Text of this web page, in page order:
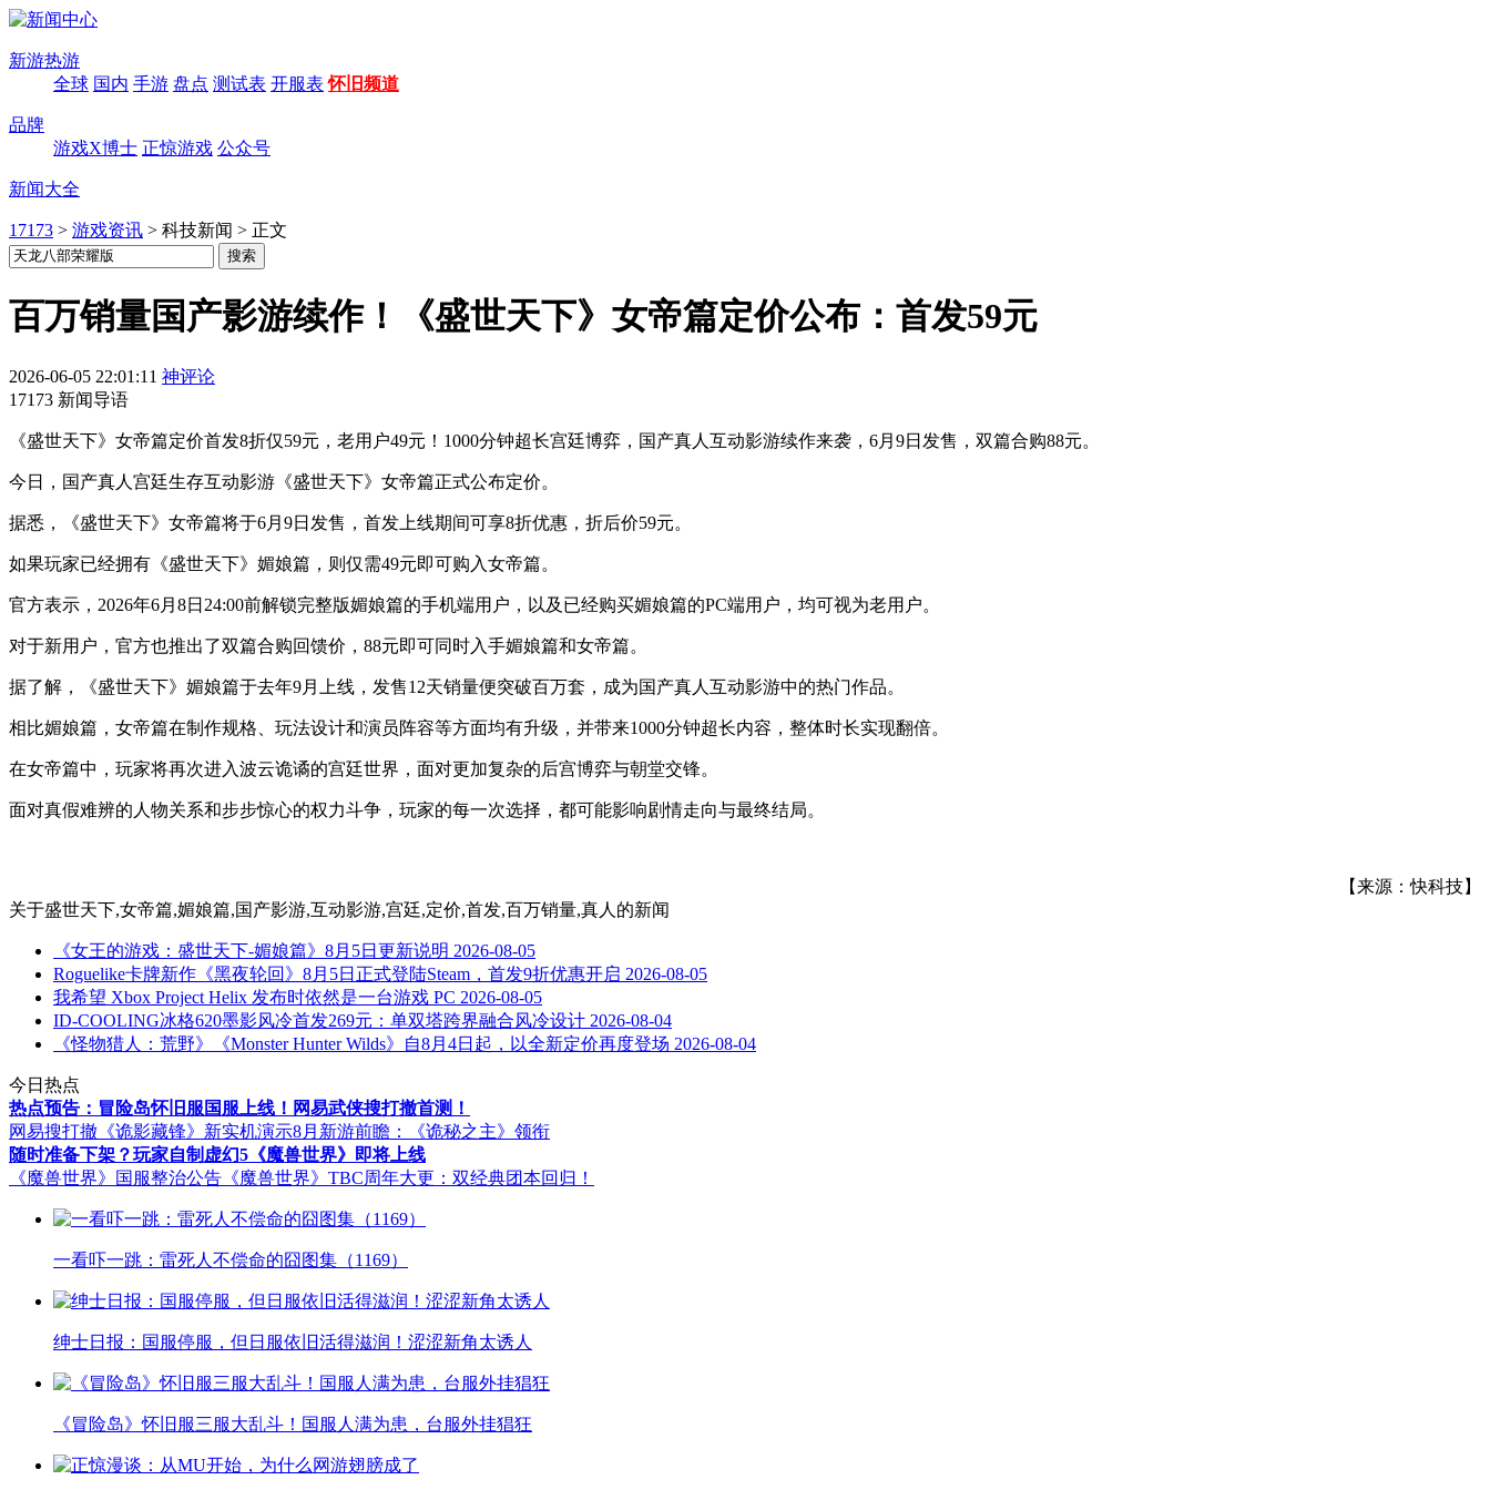
新游热游
全球 国内 手游 盘点 测试表 开服表 怀旧频道
品牌
游戏X博士 正惊游戏 公众号
新闻大全
17173 > 游戏资讯 > 科技新闻 > 正文
百万销量国产影游续作！《盛世天下》女帝篇定价公布：首发59元
2026-06-05 22:01:11 神评论
17173 新闻导语
《盛世天下》女帝篇定价首发8折仅59元，老用户49元！1000分钟超长宫廷博弈，国产真人互动影游续作来袭，6月9日发售，双篇合购88元。
今日，国产真人宫廷生存互动影游《盛世天下》女帝篇正式公布定价。
据悉，《盛世天下》女帝篇将于6月9日发售，首发上线期间可享8折优惠，折后价59元。
如果玩家已经拥有《盛世天下》媚娘篇，则仅需49元即可购入女帝篇。
官方表示，2026年6月8日24:00前解锁完整版媚娘篇的手机端用户，以及已经购买媚娘篇的PC端用户，均可视为老用户。
对于新用户，官方也推出了双篇合购回馈价，88元即可同时入手媚娘篇和女帝篇。
据了解，《盛世天下》媚娘篇于去年9月上线，发售12天销量便突破百万套，成为国产真人互动影游中的热门作品。
相比媚娘篇，女帝篇在制作规格、玩法设计和演员阵容等方面均有升级，并带来1000分钟超长内容，整体时长实现翻倍。
在女帝篇中，玩家将再次进入波云诡谲的宫廷世界，面对更加复杂的后宫博弈与朝堂交锋。
面对真假难辨的人物关系和步步惊心的权力斗争，玩家的每一次选择，都可能影响剧情走向与最终结局。
【来源：快科技】
关于盛世天下,女帝篇,媚娘篇,国产影游,互动影游,宫廷,定价,首发,百万销量,真人 的新闻
《女王的游戏：盛世天下-媚娘篇》8月5日更新说明 2026-08-05
Roguelike卡牌新作《黑夜轮回》8月5日正式登陆Steam，首发9折优惠开启 2026-08-05
我希望 Xbox Project Helix 发布时依然是一台游戏 PC 2026-08-05
ID-COOLING冰格620墨影风冷首发269元：单双塔跨界融合风冷设计 2026-08-04
《怪物猎人：荒野》《Monster Hunter Wilds》自8月4日起，以全新定价再度登场 2026-08-04
今日热点
热点预告：冒险岛怀旧服国服上线！网易武侠搜打撤首测！
网易搜打撤《诡影藏锋》新实机演示8月新游前瞻：《诡秘之主》领衔
随时准备下架？玩家自制虚幻5《魔兽世界》即将上线
《魔兽世界》国服整治公告 《魔兽世界》TBC周年大更：双经典团本回归！
一看吓一跳：雷死人不偿命的囧图集（1169）
绅士日报：国服停服，但日服依旧活得滋润！涩涩新角太诱人
《冒险岛》怀旧服三服大乱斗！国服人满为患，台服外挂猖狂